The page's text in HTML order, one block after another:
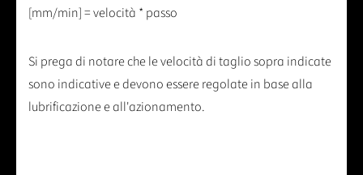
[mm/min] = velocità * passo
Si prega di notare che le velocità di taglio sopra indicate
sono indicative e devono essere regolate in base alla
lubrificazione e all'azionamento.